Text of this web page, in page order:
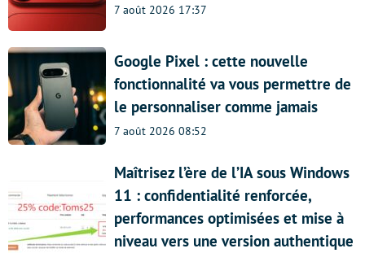
7 août 2026 17:37
Google Pixel : cette nouvelle
fonctionnalité va vous permettre de
le personnaliser comme jamais
7 août 2026 08:52
Maîtrisez l’ère de l’IA sous Windows
11 : confidentialité renforcée,
performances optimisées et mise à
niveau vers une version authentique